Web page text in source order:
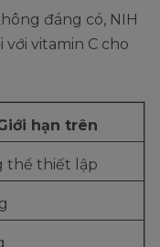
đáng có, NIH
vitamin C cho
hạn trên
thể thiết lập